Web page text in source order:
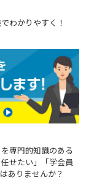
わかりやすく！
専門的知識のある
せたい」「学会員
ありませんか？